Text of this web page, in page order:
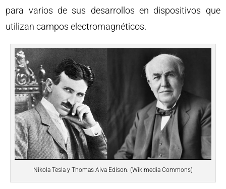
para varios de sus desarrollos en dispositivos que
utilizan campos electromagnéticos.
Nikola Tesla y Thomas Alva Edison. (Wikimedia Commons)